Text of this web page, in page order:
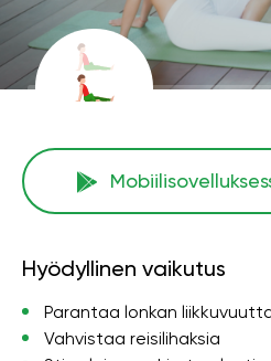
Hyödyllinen vaikutus
Parantaa lonkan
Vahvistaa reisilihaksia